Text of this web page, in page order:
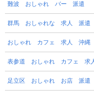
難波 おしゃれ バー 派遣
群馬 おしゃれな 求人 派遣
おしゃれ カフェ 求人 沖縄
表参道 おしゃれ カフェ 求
足立区 おしゃれ お店 派遣